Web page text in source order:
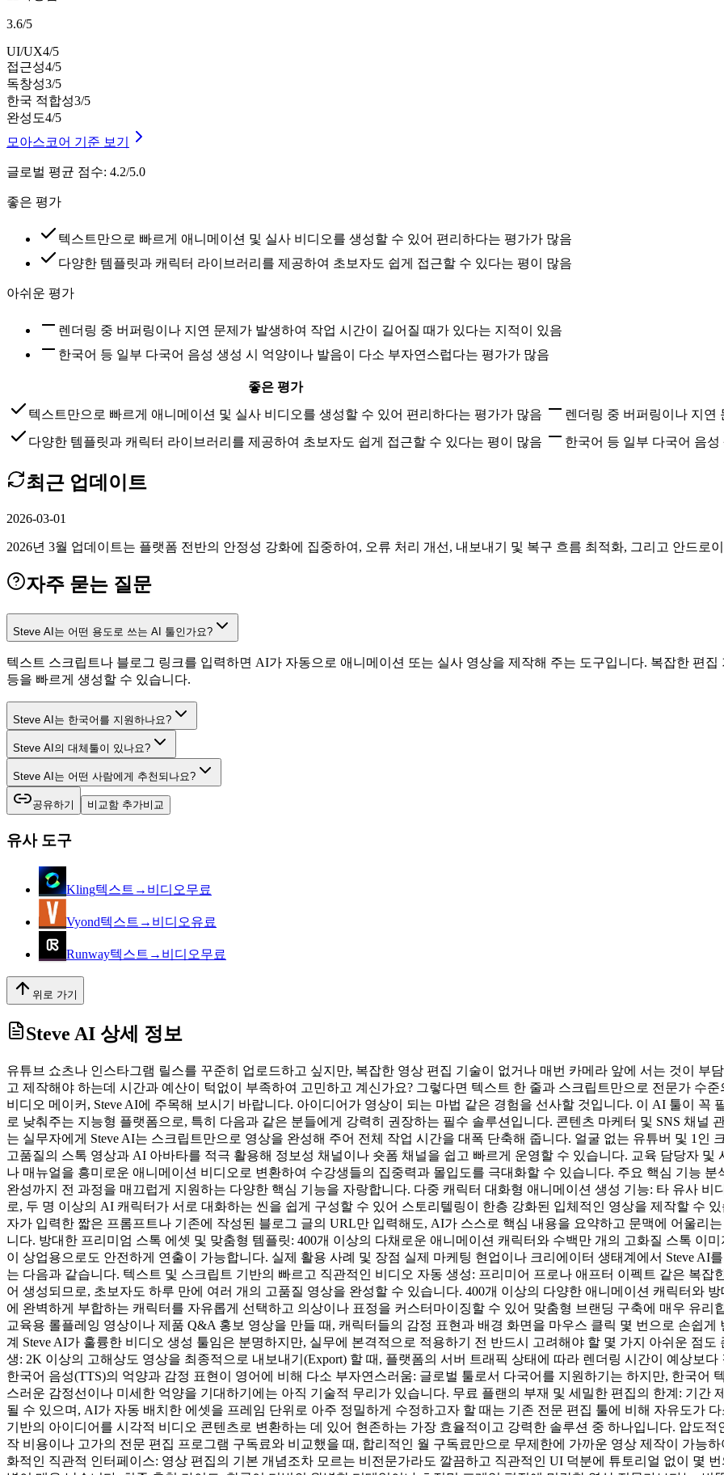
3.6/5
UI/UX4/5
접근성4/5
독창성3/5
한국 적합성3/5
완성도4/5
모아스코어 기준 보기
글로벌 평균 점수: 4.2/5.0
좋은 평가
텍스트만으로 빠르게 애니메이션 및 실사 비디오를 생성할 수 있어 편리하다는 평가가 많음
다양한 템플릿과 캐릭터 라이브러리를 제공하여 초보자도 쉽게 접근할 수 있다는 평이 많음
아쉬운 평가
렌더링 중 버퍼링이나 지연 문제가 발생하여 작업 시간이 길어질 때가 있다는 지적이 있음
한국어 등 일부 다국어 음성 생성 시 억양이나 발음이 다소 부자연스럽다는 평가가 많음
좋은 평가
텍스트만으로 빠르게 애니메이션 및 실사 비디오를 생성할 수 있어 편리하다는 평가가 많음
렌더링 중 버퍼링이나 지연
다양한 템플릿과 캐릭터 라이브러리를 제공하여 초보자도 쉽게 접근할 수 있다는 평이 많음
한국어 등 일부 다국어 음
최근 업데이트
2026-03-01
2026년 3월 업데이트는 플랫폼 전반의 안정성 강화에 집중하여, 오류 처리 개선, 내보내기 및 복구 흐름 최적화, 그리고 안드로
자주 묻는 질문
Steve AI는 어떤 용도로 쓰는 AI 툴인가요?
텍스트 스크립트나 블로그 링크를 입력하면 AI가 자동으로 애니메이션 또는 실사 영상을 제작해 주는 도구입니다. 복잡한 편
등을 빠르게 생성할 수 있습니다.
Steve AI는 한국어를 지원하나요?
Steve AI의 대체툴이 있나요?
Steve AI는 어떤 사람에게 추천되나요?
공유하기 비교함 추가비교
유사 도구
Kling텍스트→비디오무료
Vyond텍스트→비디오유료
Runway텍스트→비디오무료
위로 가기
Steve AI 상세 정보
유튜브 쇼츠나 인스타그램 릴스를 꾸준히 업로드하고 싶지만, 복잡한 영상 편집 기술이 없거나 매번 카메라 앞에 서는 것이 부
고 제작해야 하는데 시간과 예산이 턱없이 부족하여 고민하고 계신가요? 그렇다면 텍스트 한 줄과 스크립트만으로 전문가 수
비디오 메이커, Steve AI에 주목해 보시기 바랍니다. 아이디어가 영상이 되는 마법 같은 경험을 선사할 것입니다. 이 AI 툴이 꼭
로 낮춰주는 지능형 플랫폼으로, 특히 다음과 같은 분들에게 강력히 권장하는 필수 솔루션입니다. 콘텐츠 마케터 및 SNS 채널
는 실무자에게 Steve AI는 스크립트만으로 영상을 완성해 주어 전체 작업 시간을 대폭 단축해 줍니다. 얼굴 없는 유튜버 및 1인
고품질의 스톡 영상과 AI 아바타를 적극 활용해 정보성 채널이나 숏폼 채널을 쉽고 빠르게 운영할 수 있습니다. 교육 담당자 및
나 매뉴얼을 흥미로운 애니메이션 비디오로 변환하여 수강생들의 집중력과 몰입도를 극대화할 수 있습니다. 주요 핵심 기능
완성까지 전 과정을 매끄럽게 지원하는 다양한 핵심 기능을 자랑합니다. 다중 캐릭터 대화형 애니메이션 생성 기능: 타 유사 비
로, 두 명 이상의 AI 캐릭터가 서로 대화하는 씬을 쉽게 구성할 수 있어 스토리텔링이 한층 강화된 입체적인 영상을 제작할 수
자가 입력한 짧은 프롬프트나 기존에 작성된 블로그 글의 URL만 입력해도, AI가 스스로 핵심 내용을 요약하고 문맥에 어울리
니다. 방대한 프리미엄 스톡 에셋 및 맞춤형 템플릿: 400개 이상의 다채로운 애니메이션 캐릭터와 수백만 개의 고화질 스톡 이
이 상업용으로도 안전하게 연출이 가능합니다. 실제 활용 사례 및 장점 실제 마케팅 현업이나 크리에이터 생태계에서 Steve AI
는 다음과 같습니다. 텍스트 및 스크립트 기반의 빠르고 직관적인 비디오 자동 생성: 프리미어 프로나 애프터 이펙트 같은 복잡
어 생성되므로, 초보자도 하루 만에 여러 개의 고품질 영상을 완성할 수 있습니다. 400개 이상의 다양한 애니메이션 캐릭터와
에 완벽하게 부합하는 캐릭터를 자유롭게 선택하고 의상이나 표정을 커스터마이징할 수 있어 맞춤형 브랜딩 구축에 매우 유리
교육용 롤플레잉 영상이나 제품 Q&A 홍보 영상을 만들 때, 캐릭터들의 감정 표현과 배경 화면을 마우스 클릭 몇 번으로 손쉽
계 Steve AI가 훌륭한 비디오 생성 툴임은 분명하지만, 실무에 본격적으로 적용하기 전 반드시 고려해야 할 몇 가지 아쉬운 점
생: 2K 이상의 고해상도 영상을 최종적으로 내보내기(Export) 할 때, 플랫폼의 서버 트래픽 상태에 따라 렌더링 시간이 예상보
한국어 음성(TTS)의 억양과 감정 표현이 영어에 비해 다소 부자연스러움: 글로벌 툴로서 다국어를 지원하기는 하지만, 한국어
스러운 감정선이나 미세한 억양을 기대하기에는 아직 기술적 무리가 있습니다. 무료 플랜의 부재 및 세밀한 편집의 한계: 기간
될 수 있으며, AI가 자동 배치한 에셋을 프레임 단위로 아주 정밀하게 수정하고자 할 때는 기존 전문 편집 툴에 비해 자유도가
기반의 아이디어를 시각적 비디오 콘텐츠로 변환하는 데 있어 현존하는 가장 효율적이고 강력한 솔루션 중 하나입니다. 압도
작 비용이나 고가의 전문 편집 프로그램 구독료와 비교했을 때, 합리적인 월 구독료만으로 무제한에 가까운 영상 제작이 가능
화적인 직관적 인터페이스: 영상 편집의 기본 개념조차 모르는 비전문가라도 깔끔하고 직관적인 UI 덕분에 튜토리얼 없이 몇